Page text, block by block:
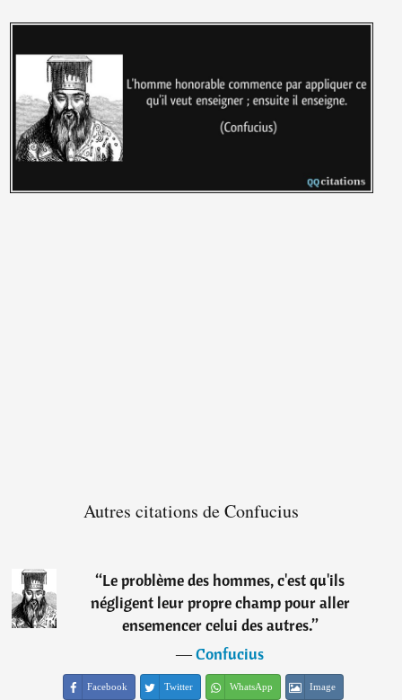
Autres citations de Confucius
“Le problème des hommes, c'est qu'ils
négligent leur propre champ pour aller
ensemencer celui des autres.”
―Confucius
Facebook Twitter WhatsApp Image